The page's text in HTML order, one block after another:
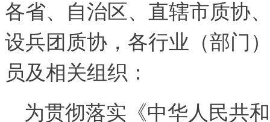
各省、自治区、直辖市质协
设兵团质协，各行业（部门
员及相关组织：
为贯彻落实《中华人民共